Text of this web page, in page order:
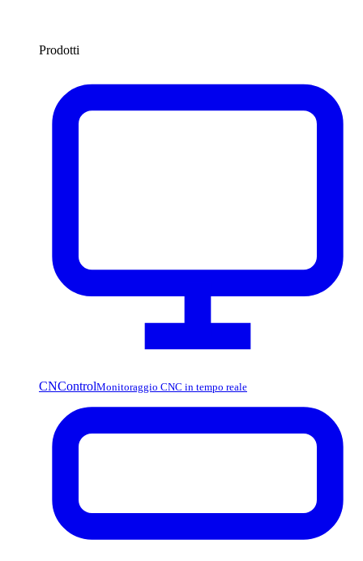
Prodotti
CNControlMonitoraggio CNC in tempo reale